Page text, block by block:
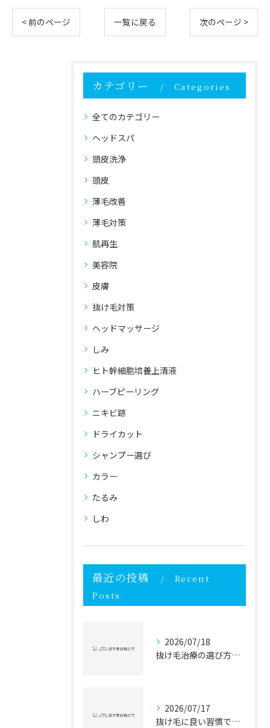
< 前のページ 一覧に戻る 次のページ >
カテゴリー Categories
全てのカテゴリー
ヘッドスパ
頭皮洗浄
頭皮
薄毛改善
薄毛対策
肌再生
美容院
皮膚
抜け毛対策
ヘッドマッサージ
しみ
ヒト幹細胞培養上清液
ハーブピーリング
ニキビ跡
ドライカット
シャンプー選び
カラー
たるみ
しわ
最近の投稿
Recent
Posts
2026/07/18
抜け毛治療の選び方と抜け毛対策を徹底比較して自分に最適な方法を見つけるガイド
2026/07/17
抜け毛に良い習慣で毎日の抜け毛対策を始める女性のための実践ガイド